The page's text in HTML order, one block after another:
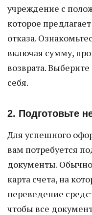
учреждение с
которое
отказа.
включая сумму,
возврата.
себя.
2. Подготовьте
Для успешного
вам потребуется
документы.
карта счета, на
переведение
чтобы все